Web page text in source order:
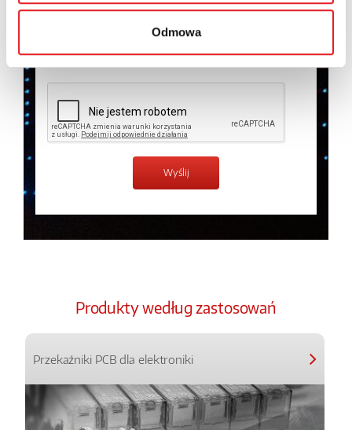
Odmowa
temat przetwarzania danych osobowych wPolityce
Zapoznałem z treściąPolityki Prywatności*
Produkty według zastosowań
Przekaźniki PCB dla elektroniki